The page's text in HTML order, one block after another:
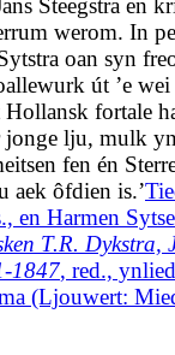
Steegstra en
werom. In
oan syn
út ’e wei
Hollansk fortale
jonge lju, mulk
fen én
aek ôfdien is.’
en Harmen
T.R. Dykstra,
1847, red.,
(Ljouwert: